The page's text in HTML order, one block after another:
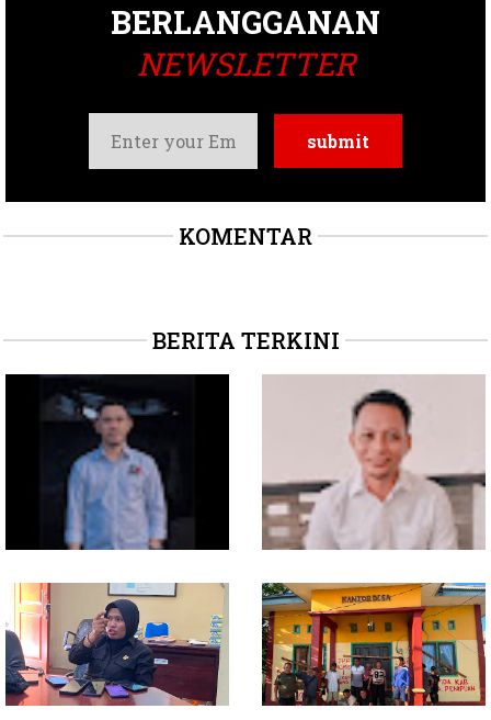
BERLANGGANAN
NEWSLETTER
KOMENTAR
BERITA TERKINI
Soal Intervensi Politik,
Langkah Wakil Ketua
Komisi I Bukan
intervensi Politik
Dituding Jadikan
Bendahara Desa Wailoba
sebagai "ATM Berjalan",
Armin Soamole: Harus
Dibuktikan